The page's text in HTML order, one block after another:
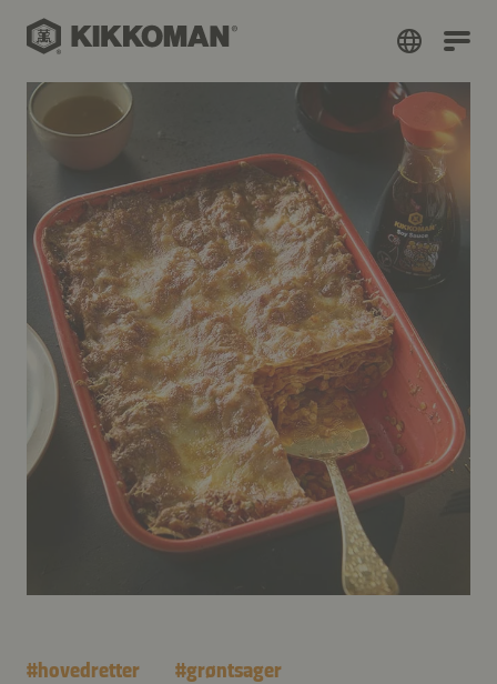
#hovedretter #grøntsager